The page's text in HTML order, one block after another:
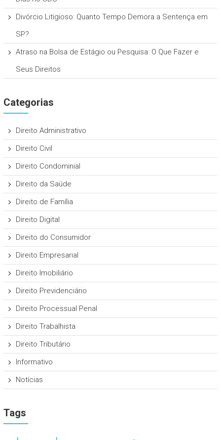
Divórcio Litigioso: Quanto Tempo Demora a Sentença em
SP?
Atraso na Bolsa de Estágio ou Pesquisa: O Que Fazer e
Seus Direitos
Categorias
Direito Administrativo
Direito Civil
Direito Condominial
Direito da Saúde
Direito de Família
Direito Digital
Direito do Consumidor
Direito Empresarial
Direito Imobiliário
Direito Previdenciário
Direito Processual Penal
Direito Trabalhista
Direito Tributário
Informativo
Notícias
Tags